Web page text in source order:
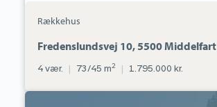
Rækkehus
Fredenslundsvej 10, 5500 Middelfart
4 vær. | 73/45 m2 | 1.795.000 kr.